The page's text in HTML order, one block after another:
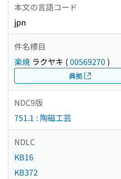
本文の言語コード
jpn
件名標目
楽焼 ラクヤキ (00569270 )
典拠
NDC9版
751.1 : 陶磁工芸
NDLC
KB16
KB372